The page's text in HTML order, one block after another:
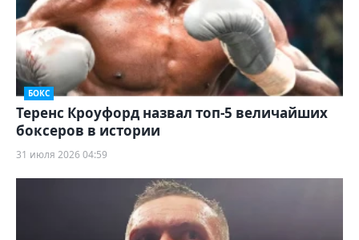
БОКС
Теренс Кроуфорд назвал топ-5 величайших
боксеров в истории
31 июля 2026 04:59